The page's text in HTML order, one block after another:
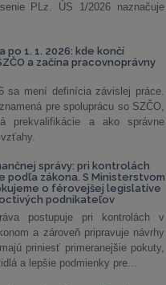
PLz. ÚS 1/2026 naznačuje
po 1. 1. 2026: kde končí
a začína pracovnoprávny
sa mení definícia závislej práce.
pre spoluprácu so SZČO,
prekvalifikácie a ako správne
správy: pri kontrolách
podľa zákona. S Ministerstvom
o férovejšej legislatíve
podnikateľov
postupuje pri kontrolách v
a zároveň pripravuje návrhy
priniesť primeranejšie pokuty,
a lepšie podmienky pre...